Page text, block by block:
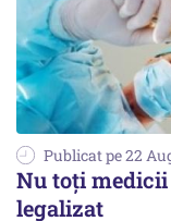
Publicat pe 22
Nu toți
legalizat